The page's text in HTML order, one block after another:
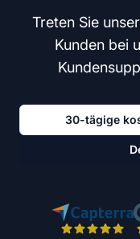
Treten Sie
Kunden bei
30-tägige